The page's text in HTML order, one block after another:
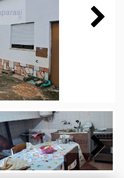
Next